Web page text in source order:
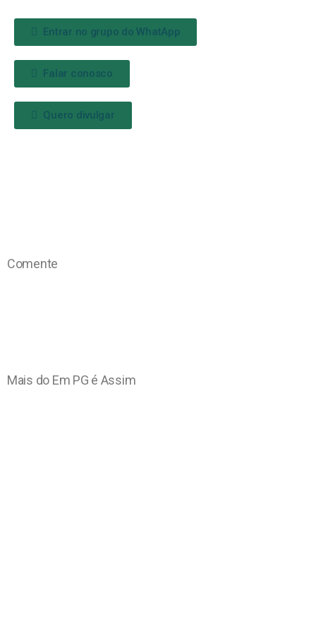
Entrar no grupo do WhatApp
Falar conosco
Quero divulgar
Comente
Mais do Em PG é Assim